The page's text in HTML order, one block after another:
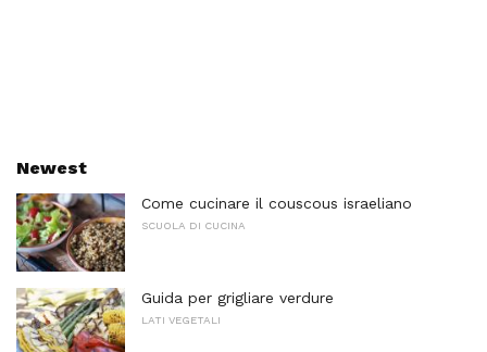
Newest
Come cucinare il couscous israeliano
SCUOLA DI CUCINA
Guida per grigliare verdure
LATI VEGETALI